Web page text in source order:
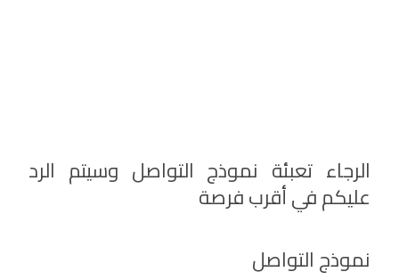
الرجاء تعبئة نموذج التواصل وسيتم الرد
عليكم في أقرب فرصة
نموذج التواصل